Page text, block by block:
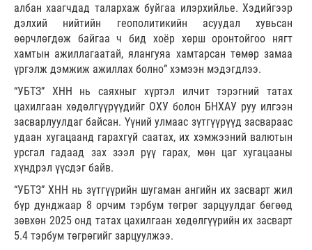
албан хаагчдад талархаж буйгаа илэрхийлье. Хэдийгээр
дэлхий нийтийн геополитикийн асуудал хувьсан
өөрчлөгдөж байгаа ч бид хоёр хөрш оронтойгоо нягт
хамтын ажиллагаатай, ялангуяа хамтарсан төмөр замаа
үргэлж дэмжиж ажиллах болно” хэмээн мэдэгдлээ.
“УБТЗ” ХНН нь саяхныг хүртэл илчит тэрэгний татах
цахилгаан хөдөлгүүрүүдийг ОХУ болон БНХАУ руу илгээн
засварлуулдаг байсан. Үүний улмаас зүтгүүрүүд засвараас
удаан хугацаанд гарахгүй саатах, их хэмжээний валютын
урсгал гадаад зах зээл рүү гарах, мөн цаг хугацааны
хүндрэл үүсдэг байв.
“УБТЗ” ХНН нь зүтгүүрийн шугаман ангийн их засварт жил
бүр дунджаар 8 орчим тэрбум төгрөг зарцуулдаг бөгөөд
зөвхөн 2025 онд татах цахилгаан хөдөлгүүрийн их засварт
5.4 тэрбум төгрөгийг зарцуулжээ.